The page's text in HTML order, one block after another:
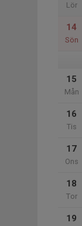
Lör
14
Sön
15
Mån
16
Tis
17
Ons
18
Tor
19